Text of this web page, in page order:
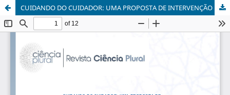
CUIDANDO DO CUIDADOR: UMA PROPOSTA DE INTERVENÇÃO NA PROMOÇÃO DA SAÚDE DO TRABALHADOR DE PROFISSIONAIS DE SAÚDE